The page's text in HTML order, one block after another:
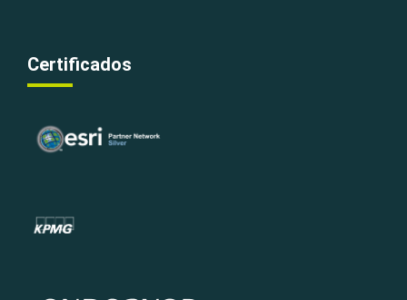
Certificados